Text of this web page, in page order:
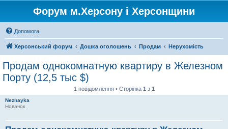
Форум м.Херсону і Херсонщини
Допомога
Херсонський форум Дошка оголошень Продам Нерухомість
Продам однокомнатную квартиру в Железном
Порту (12,5 тыс $)
1 повідомлення • Сторінка 1 з 1
Neznayka
Новачок